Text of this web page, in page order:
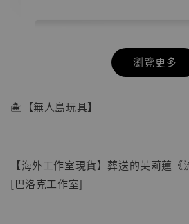
瀏覽更多
🏝【無人島玩具】
【海外工作室現貨】葬送的芙莉蓮
[巴洛克工作室]